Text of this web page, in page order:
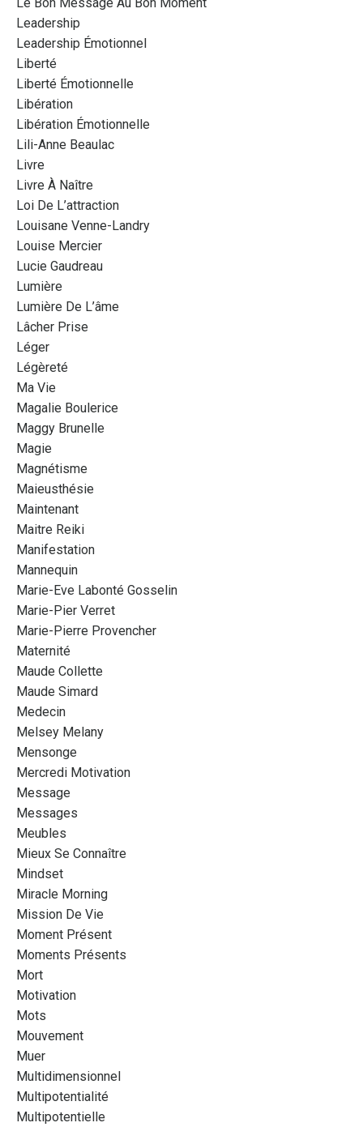
Leadership
Leadership Émotionnel
Liberté
Liberté Émotionnelle
Libération
Libération Émotionnelle
Lili-Anne Beaulac
Livre
Livre À Naître
Loi De L’attraction
Louisane Venne-Landry
Louise Mercier
Lucie Gaudreau
Lumière
Lumière De L’âme
Lâcher Prise
Léger
Légèreté
Ma Vie
Magalie Boulerice
Maggy Brunelle
Magie
Magnétisme
Maieusthésie
Maintenant
Maitre Reiki
Manifestation
Mannequin
Marie-Eve Labonté Gosselin
Marie-Pier Verret
Marie-Pierre Provencher
Maternité
Maude Collette
Maude Simard
Medecin
Melsey Melany
Mensonge
Mercredi Motivation
Message
Messages
Meubles
Mieux Se Connaître
Mindset
Miracle Morning
Mission De Vie
Moment Présent
Moments Présents
Mort
Motivation
Mots
Mouvement
Muer
Multidimensionnel
Multipotentialité
Multipotentielle